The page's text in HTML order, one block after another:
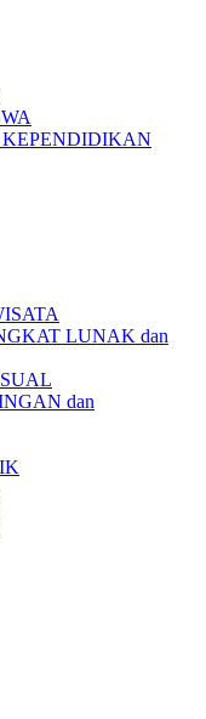
LUNAK dan
dan